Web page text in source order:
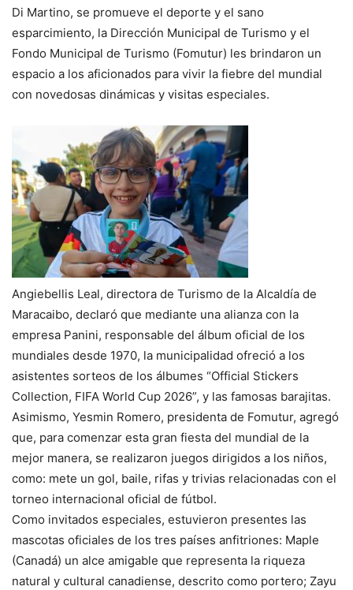
Di Martino, se promueve el deporte y el sano
esparcimiento, la Dirección Municipal de Turismo y el
Fondo Municipal de Turismo (Fomutur) les brindaron un
espacio a los aficionados para vivir la fiebre del mundial
con novedosas dinámicas y visitas especiales.
Angiebellis Leal, directora de Turismo de la Alcaldía de
Maracaibo, declaró que mediante una alianza con la
empresa Panini, responsable del álbum oficial de los
mundiales desde 1970, la municipalidad ofreció a los
asistentes sorteos de los álbumes “Official Stickers
Collection, FIFA World Cup 2026”, y las famosas barajitas.
Asimismo, Yesmin Romero, presidenta de Fomutur, agregó
que, para comenzar esta gran fiesta del mundial de la
mejor manera, se realizaron juegos dirigidos a los niños,
como: mete un gol, baile, rifas y trivias relacionadas con el
torneo internacional oficial de fútbol.
Como invitados especiales, estuvieron presentes las
mascotas oficiales de los tres países anfitriones: Maple
(Canadá) un alce amigable que representa la riqueza
natural y cultural canadiense, descrito como portero; Zayu